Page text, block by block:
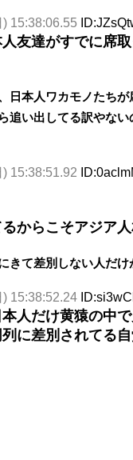
15:38:06.55
友達がすでに席
日本人ワカモノたち
追い出してる訳やない
15:38:51.92
からこそアジア
きて差別しない人だ
15:38:52.24
人だけ黄猿の中
に差別されてる